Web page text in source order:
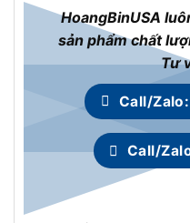
HoangBinUSA
sản phẩm chất
Tư
Call/
Call/